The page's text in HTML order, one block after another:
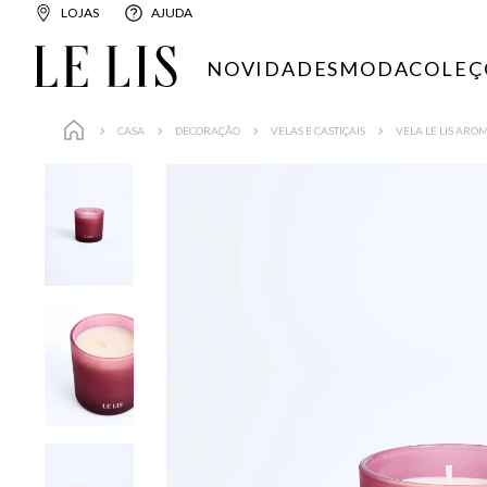
LOJAS AJUDA
NOVIDADESMODA
CASA DECORAÇÃO VELAS E CASTIÇAIS VELA LE LIS